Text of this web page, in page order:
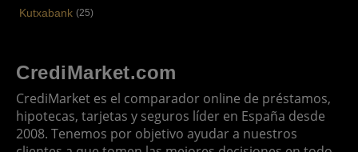
Kutxabank (25)
CrediMarket.com
CrediMarket es el comparador online de préstamos,
hipotecas, tarjetas y seguros líder en España desde
2008. Tenemos por objetivo ayudar a nuestros